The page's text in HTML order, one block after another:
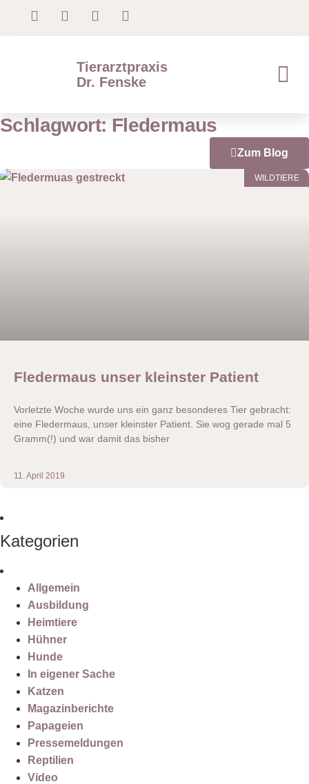
Tierarztpraxis
Dr. Fenske
Schlagwort: Fledermaus
Zum Blog
WILDTIERE
Fledermaus unser kleinster Patient
Vorletzte Woche wurde uns ein ganz besonderes Tier gebracht:
eine Fledermaus, unser kleinster Patient. Sie wog gerade mal 5
Gramm(!) und war damit das bisher
11. April 2019
Kategorien
Allgemein
Ausbildung
Heimtiere
Hühner
Hunde
In eigener Sache
Katzen
Magazinberichte
Papageien
Pressemeldungen
Reptilien
Video